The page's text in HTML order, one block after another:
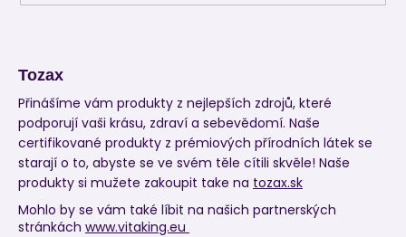
Tozax
Přinášíme vám produkty z nejlepších zdrojů, které
podporují vaši krásu, zdraví a sebevědomí. Naše
certifikované produkty z prémiových přírodních látek se
starají o to, abyste se ve svém těle cítili skvěle! Naše
produkty si mužete zakoupit take na tozax.sk
Mohlo by se vám také líbit na našich partnerských
stránkách www.vitaking.eu